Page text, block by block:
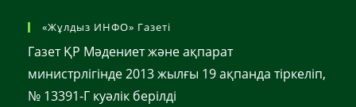
«Жұлдыз ИНФО» Газеті
Газет ҚР Мәдениет және ақпарат
министрлігінде 2013 жылғы 19 ақпанда тіркеліп,
№ 13391-Г куәлік берілді